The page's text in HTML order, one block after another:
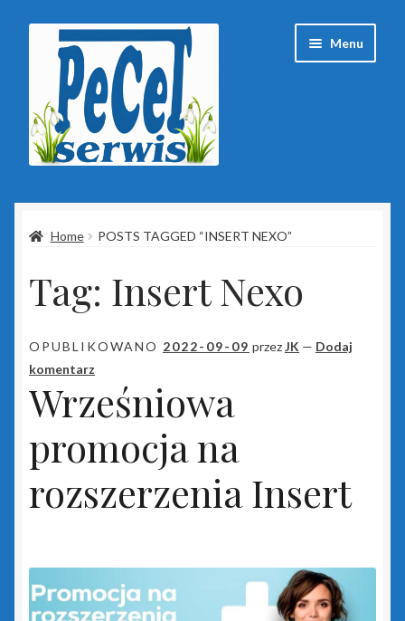
Przejdź
nawigacji
Przejdź
treści
Menu
Baza wiedzy
Client Portal
Insert
Gestor GT
Home POSTS TAGGED “INSERT NEXO”
Tag: Insert Nexo
OPUBLIKOWANO 2022-09-09 przezJK — Dodaj
komentarz
Wrześniowa
promocja na
rozszerzenia Insert